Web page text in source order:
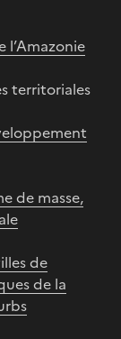
l’Amazonie
territoriales
de masse,
de
de la